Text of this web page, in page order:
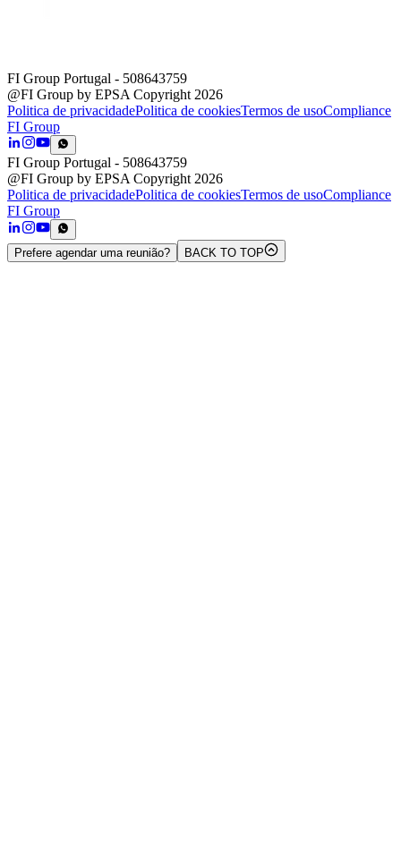
FI Group Portugal - 508643759
@FI Group by EPSA Copyright 2026
Politica de privacidadePolitica de cookiesTermos de usoCompliance
FI Group
FI Group Portugal - 508643759
@FI Group by EPSA Copyright 2026
Politica de privacidadePolitica de cookiesTermos de usoCompliance
FI Group
Prefere agendar uma reunião? BACK TO TOP